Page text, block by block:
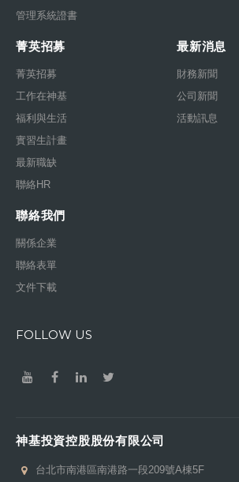
管理系統證書
菁英招募
菁英招募
工作在神基
福利與生活
實習生計畫
最新職缺
聯絡HR
最新消息
財務新聞
公司新聞
活動訊息
聯絡我們
關係企業
聯絡表單
文件下載
FOLLOW US
神基投資控股股份有限公司
台北市南港區南港路一段209號A棟5F